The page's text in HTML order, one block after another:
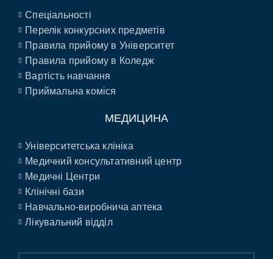
Спеціальності
Перелік конкурсних предметів
Правила прийому в Університет
Правила прийому в Коледж
Вартість навчання
Приймальна коміся
МЕДИЦИНА
Університетська клініка
Медичний консультативний центр
Медичні Центри
Клінічні бази
Навчально-виробнича аптека
Лікувальний відділ